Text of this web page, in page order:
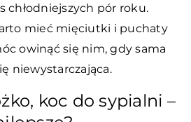
chłodniejszych pór roku.
mieć mięciutki i puchaty
owinąć się nim, gdy sama
niewystarczająca.
koc do sypialni –